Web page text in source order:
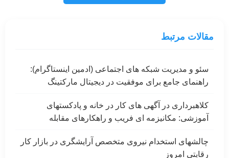
مقالات مرتبط
سئو و مدیریت شبکه های اجتماعی (ادمین اینستاگرام):
راهنمای جامع برای موفقیت در دیجیتال مارکتینگ
کلاهبرداری در آگهی های کار در خانه و پادکستهای
آموزشی: مکانیزمه ای فریب و راهکارهای مقابله
چالشهای استخدام نیروی متخصص آرایشگری در بازار کار
رقابتی امروز